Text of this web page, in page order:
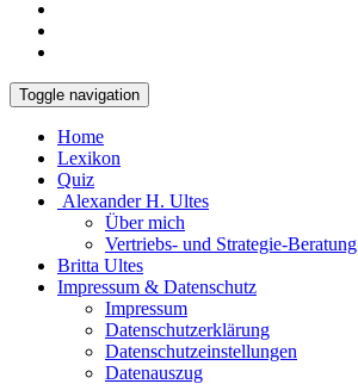
Toggle navigation
Home
Lexikon
Quiz
Alexander H. Ultes
Über mich
Vertriebs- und Strategie-Beratung
Britta Ultes
Impressum & Datenschutz
Impressum
Datenschutzerklärung
Datenschutzeinstellungen
Datenauszug